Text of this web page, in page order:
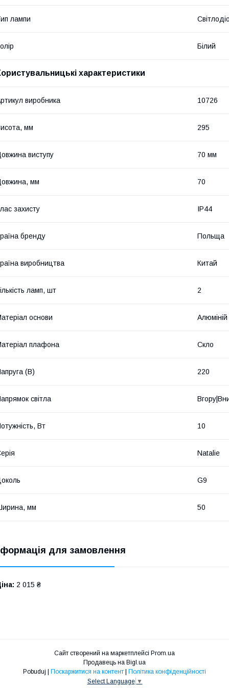
лампи
Білий
характеристики
виробника 10726
мм 295
виступу 70 мм
мм 70
захисту IP44
бренду Польща
виробництва Китай
ламп, шт 2
основи Алюміній
плафона Скло
(В) 220
світла
Вт 10
Natalie
G9
мм 50
для замовлення
2 015 ₴
Сайт створений на маркетплейсі Prom.ua
Продавець на Bigl.ua
Pobuduj | Поскаржитися на контент | Політика конфіденційності
Select Language ▼